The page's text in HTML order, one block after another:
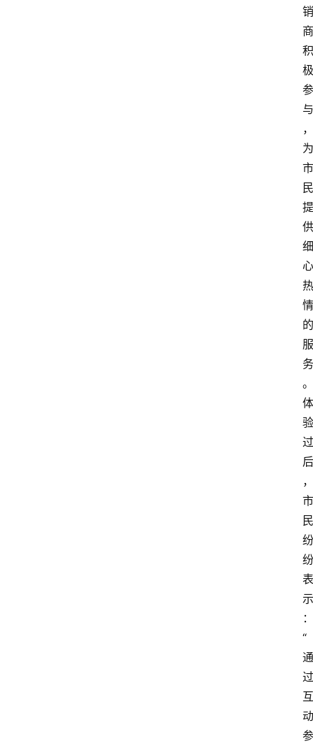
销
商
积
极
参
与
，
为
市
民
提
供
细
心
热
情
的
服
务
。
体
验
过
后
，
市
民
纷
纷
表
示
：
“
通
过
互
动
参